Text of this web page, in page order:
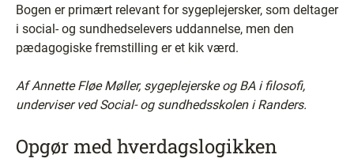
Bogen er primært relevant for sygeplejersker, som deltager
i social- og sundhedselevers uddannelse, men den
pædagogiske fremstilling er et kik værd.
Af Annette Fløe Møller, sygeplejerske og BA i filosofi,
underviser ved Social- og sundhedsskolen i Randers.
Opgør med hverdagslogikken